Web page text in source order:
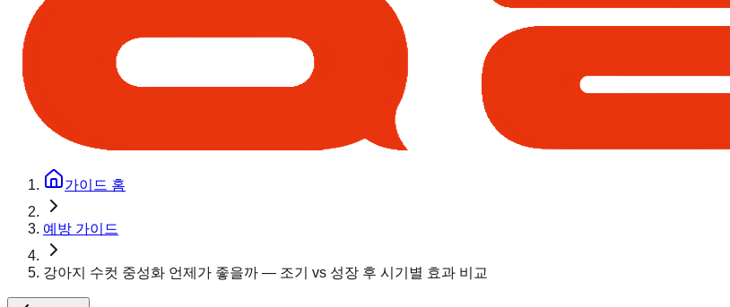
가이드 홈
예방 가이드
강아지 수컷 중성화 언제가 좋을까 — 조기 vs 성장 후 시기별 효과 비교